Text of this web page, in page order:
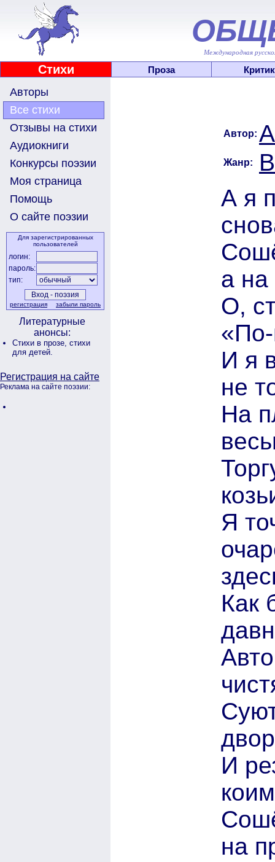
Международная
Стихи Проза
Авторы
Все стихи
Отзывы на стихи
Аудиокниги
Конкурсы поэзии
Моя страница
Помощь
О сайте поэзии
Для зарегистрированных
пользователей
логин:
пароль:
тип:
регистрация забыли пароль
Литературные
анонсы:
Стихи в прозе, стихи
для детей.
Регистрация на сайте
Реклама на сайте поэзии:
Автор:
Жанр:
А я
а на
О,
И я
не
На
Я
Как
И
на